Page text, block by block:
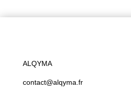
ALQYMA
contact@alqyma.fr